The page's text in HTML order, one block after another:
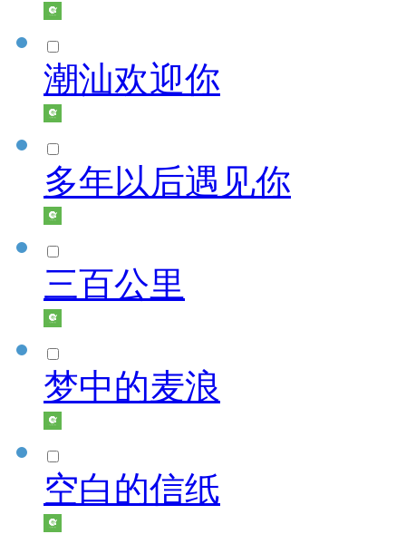
潮汕欢迎你
多年以后遇见你
三百公里
梦中的麦浪
空白的信纸